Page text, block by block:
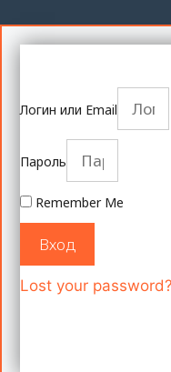
Логин или Email
Пароль
Remember Me
Вход
Lost your password?